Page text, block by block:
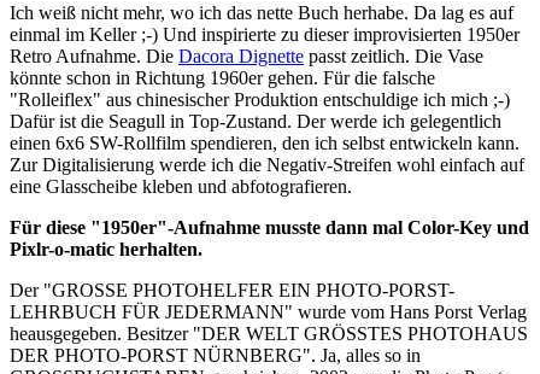
Ich weiß nicht mehr, wo ich das nette Buch herhabe. Da lag es auf
einmal im Keller ;-) Und inspirierte zu dieser improvisierten 1950er
Retro Aufnahme. Die Dacora Dignette passt zeitlich. Die Vase
könnte schon in Richtung 1960er gehen. Für die falsche
"Rolleiflex" aus chinesischer Produktion entschuldige ich mich ;-)
Dafür ist die Seagull in Top-Zustand. Der werde ich gelegentlich
einen 6x6 SW-Rollfilm spendieren, den ich selbst entwickeln kann.
Zur Digitalisierung werde ich die Negativ-Streifen wohl einfach auf
eine Glasscheibe kleben und abfotografieren.
Für diese "1950er"-Aufnahme musste dann mal Color-Key und
Pixlr-o-matic herhalten.
Der "GROSSE PHOTOHELFER EIN PHOTO-PORST-
LEHRBUCH FÜR JEDERMANN" wurde vom Hans Porst Verlag
heausgegeben. Besitzer "DER WELT GRÖSSTES PHOTOHAUS
DER PHOTO-PORST NÜRNBERG". Ja, alles so in